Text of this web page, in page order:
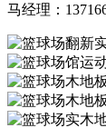
马经理：